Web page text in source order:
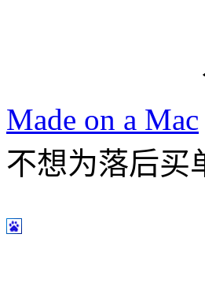
Made on a Mac
不想为落后买